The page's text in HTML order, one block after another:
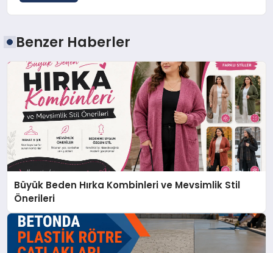
Benzer Haberler
Büyük Beden Hırka Kombinleri ve Mevsimlik Stil
Önerileri